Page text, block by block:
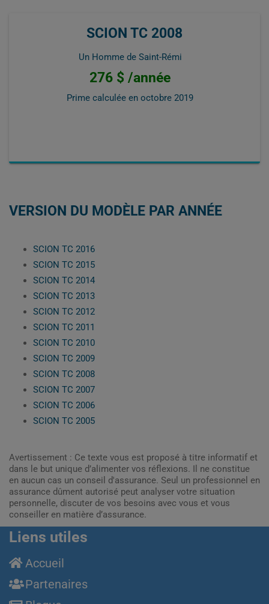
SCION TC 2008
Un Homme de Saint-Rémi
276 $ /année
Prime calculée en octobre 2019
VERSION DU MODÈLE PAR ANNÉE
SCION TC 2016
SCION TC 2015
SCION TC 2014
SCION TC 2013
SCION TC 2012
SCION TC 2011
SCION TC 2010
SCION TC 2009
SCION TC 2008
SCION TC 2007
SCION TC 2006
SCION TC 2005
Avertissement : Ce texte vous est proposé à titre informatif et
dans le but unique d’alimenter vos réflexions. Il ne constitue
en aucun cas un conseil d'assurance. Seul un professionnel en
assurance dûment autorisé peut analyser votre situation
personnelle, discuter de vos besoins avec vous et vous
conseiller en matière d’assurance.
Liens utiles
Accueil
Partenaires